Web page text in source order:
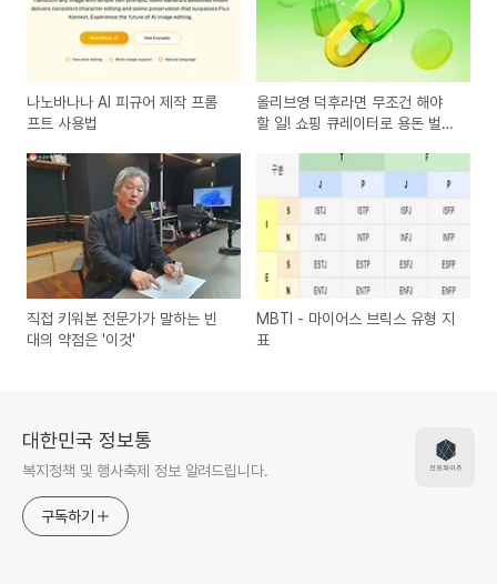
나노바나나 AI 피규어 제작 프롬
프트 사용법
올리브영 덕후라면 무조건 해야
할 일! 쇼핑 큐레이터로 용돈 벌기
직접 키워본 전문가가 말하는 빈
대의 약점은 '이것'
MBTI - 마이어스 브릭스 유형 지
표
대한민국 정보통
복지정책 및 행사축제 정보 알려드립니다.
구독하기